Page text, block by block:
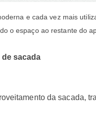
e cada vez mais
o espaço ao restante do
sacada
da sacada,